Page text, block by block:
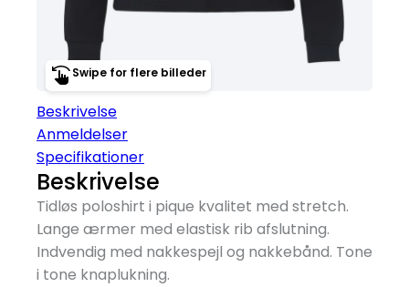
Swipe for flere billeder
Beskrivelse
Anmeldelser
Specifikationer
Beskrivelse
Tidløs poloshirt i pique kvalitet med stretch.
Lange ærmer med elastisk rib afslutning.
Indvendig med nakkespejl og nakkebånd. Tone
i tone knaplukning.